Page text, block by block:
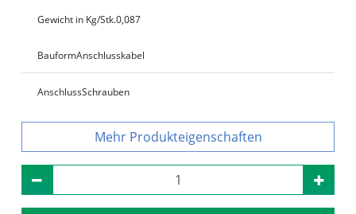
Gewicht in Kg/Stk.0,087
BauformAnschlusskabel
AnschlussSchrauben
Produkteigenschaften